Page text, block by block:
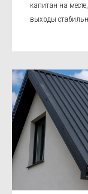
капитан на
выходы